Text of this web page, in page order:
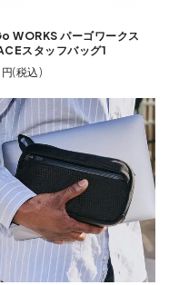
WORKS パーゴワークス
スタッフバッグ1
(税込)